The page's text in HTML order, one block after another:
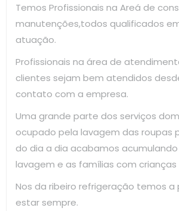
Temos Profissionais na Areá de
manutenções,todos qualificados
atuação.
Profissionais na área de
clientes sejam bem atendidos
contato com a empresa.
Uma grande parte dos serviços
ocupado pela lavagem das roupas
do dia a dia acabamos
lavagem e as famílias com
Nos da ribeiro refrigeração temos
estar sempre.